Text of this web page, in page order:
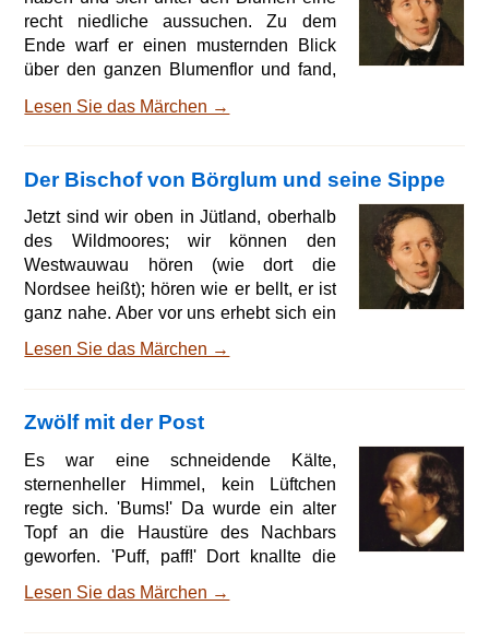
zerstoßen; ein älterer Mann stand dem
Ganzen vor. Man muß nur das R
recht niedliche aussuchen. Zu dem
Ende warf er einen musternden Blick
über den ganzen Blumenflor und fand,
ehrsam auf ihrem Stengel saß, gerade
viele da, und die Wahl drohte mühsam
zu werden. Diese Mühe gefiel dem
Schmetterling nicht, deshalb flog er auf
Besuch zu dem Gänseblümchen.
Dieses Blümlein nennen die F
Lesen Sie das Märchen →
Der Bischof von Börglum und seine Sippe
Jetzt sind wir oben in Jütland, oberhalb
des Wildmoores; wir können den
Westwauwau hören (wie dort die
Nordsee heißt); hören wie er bellt, er ist
ganz nahe. Aber vor uns erhebt sich ein
schon gesehen und wir fahren noch
Sandhügel liegt ein großes altes
Gebäude; es ist das Kloster Börglum,
dessen größter Flügel noch heute als
Kirche dient.. Spät am Abend langen wir
an, aber es ist klares W
Lesen Sie das Märchen →
Zwölf mit der Post
Es war eine schneidende Kälte,
sternenheller Himmel, kein Lüftchen
regte sich. 'Bums!' Da wurde ein alter
Topf an die Haustüre des Nachbars
geworfen. 'Puff, paff!' Dort knallte die
Es war Neujahrsnacht! Jetzt schlug die
Lesen Sie das Märchen →